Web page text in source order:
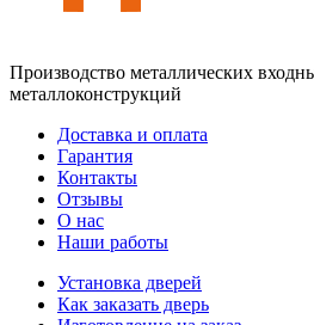
Производство металлических
металлоконструкций
Доставка и оплата
Гарантия
Контакты
Отзывы
О нас
Наши работы
Установка дверей
Как заказать дверь